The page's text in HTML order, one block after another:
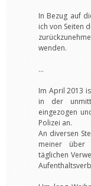
In Bezug auf
ich von Seiten
wenden.
…
Im April 2013
in der
eingezogen
Polizei an.
An diversen
meiner über
täglichen